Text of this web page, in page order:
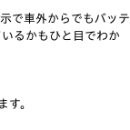
で車外からでもバッテ
るかもひと目でわか
す。